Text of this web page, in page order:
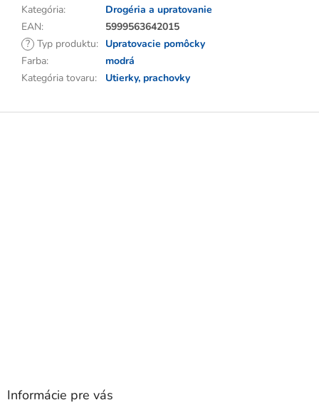
Kategória:
Drogéria a upratovanie
EAN:
5999563642015
? Typ produktu: Upratovacie pomôcky
Farba:
modrá
Kategória tovaru: Utierky, prachovky
Z
Informácie pre vás